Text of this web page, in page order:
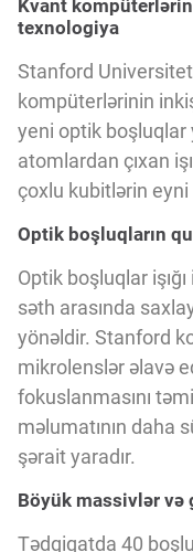
İSTIFADƏ
MƏXFİLİK
Haqqımızda
Vizyoner Baxışı
Innovasiya
Gələcəyin Təhlili
Podkastlar
Kvant
texnologiya
Stanford
kompüterlərinin
yeni optik boşluqlar
atomlardan çıxan
çoxlu kubitlərin
Optik boşluqların
Optik boşluqlar
səth arasında
yönəldir. Stanford
mikrolenslər əlavə
fokuslanmasını
məlumatının daha
şərait yaradır.
Böyük massivlər və
Tədqiqatda 40